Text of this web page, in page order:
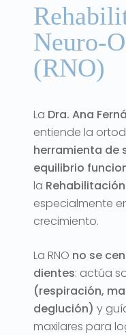
Neuro-
(RNO)
La Dra. Ana
entiende la
herramienta de
equilibrio
la
especialmente
crecimiento.
La RNO no se
dientes: actúa
(respiración,
deglución) y
maxilares para